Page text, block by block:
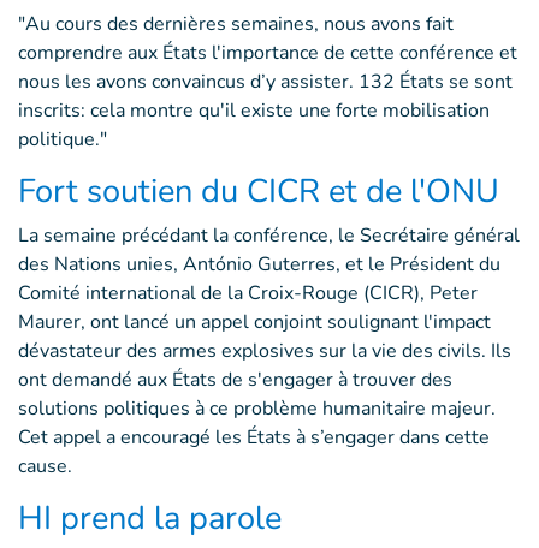
"Au cours des dernières semaines, nous avons fait
comprendre aux États l'importance de cette conférence et
nous les avons convaincus d’y assister. 132 États se sont
inscrits: cela montre qu'il existe une forte mobilisation
politique."
Fort soutien du CICR et de l'ONU
La semaine précédant la conférence, le Secrétaire général
des Nations unies, António Guterres, et le Président du
Comité international de la Croix-Rouge (CICR), Peter
Maurer, ont lancé un appel conjoint soulignant l'impact
dévastateur des armes explosives sur la vie des civils. Ils
ont demandé aux États de s'engager à trouver des
solutions politiques à ce problème humanitaire majeur.
Cet appel a encouragé les États à s’engager dans cette
cause.
HI prend la parole